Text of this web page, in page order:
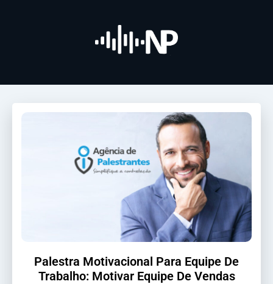
Palestra Motivacional Para Equipe De
Trabalho: Motivar Equipe De Vendas